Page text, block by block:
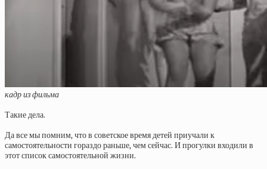
кадр из фильма
Такие дела.
Да все мы помним, что в советское время детей приучали к
самостоятельности гораздо раньше, чем сейчас. И прогулки входили в
этот список самостоятельной жизни.